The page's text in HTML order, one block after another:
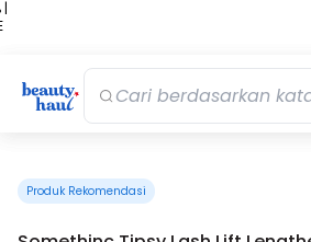
|
Produk Rekomendasi